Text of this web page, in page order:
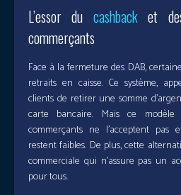
L’essor du cashbacket
commerçants
Face à la fermeture des DAB,
retraits en caisse. Ce système,
clients de retirer une somme
carte bancaire. Mais ce
commerçants ne l’acceptent pas
restent faibles. De plus, cette
commerciale qui n’assure pas un
pour tous.